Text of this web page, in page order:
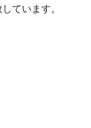
ています。